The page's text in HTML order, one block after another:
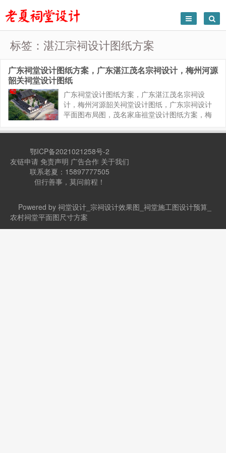
标签：湛江宗祠设计图纸方案
广东祠堂设计图纸方案，广东湛江茂名宗祠设计，梅州河源
韶关祠堂设计图纸
广东祠堂设计图纸方案，广东湛江茂名宗祠设
计，梅州河源韶关祠堂设计图纸，广东宗祠设计
平面图布局图，茂名家庙祖堂设计图纸方案，梅
筑图结构图方案，广东哪家祠堂设计专业。小型
鄂ICP备2021021258号-2
友链申请 免责声明 广告合作 关于我们
联系老夏：15897777505
但行善事，莫问前程！
Powered by 祠堂设计_宗祠设计效果图_祠堂施工图设计预算_
农村祠堂平面图尺寸方案